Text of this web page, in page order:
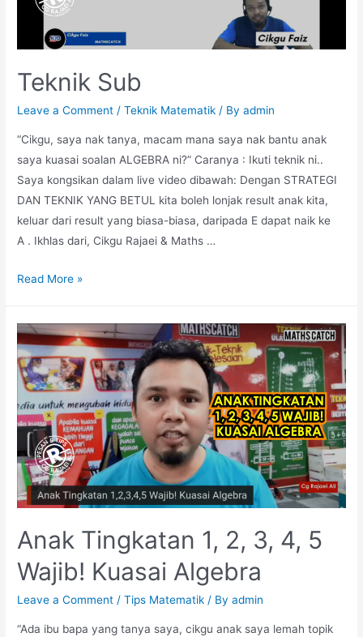
Teknik Sub
Leave a Comment /Teknik Matematik / Byadmin
“Cikgu, saya nak tanya, macam mana saya nak bantu anak
saya kuasai soalan ALGEBRA ni?” Caranya : Ikuti teknik ni..
Saya kongsikan dalam live video dibawah: Dengan STRATEGI
DAN TEKNIK YANG BETUL kita boleh lonjak result anak kita,
keluar dari result yang biasa-biasa, daripada E dapat naik ke
A . Ikhlas dari, Cikgu Rajaei & Maths …
Teknik
Read More »
Anak Tingkatan 1, 2, 3, 4, 5
Wajib! Kuasai Algebra
Leave a Comment /Tips Matematik / Byadmin
“Ada ibu bapa yang tanya saya, cikgu anak saya lemah topik